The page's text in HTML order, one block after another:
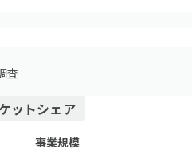
査
ットシェア
事業規模